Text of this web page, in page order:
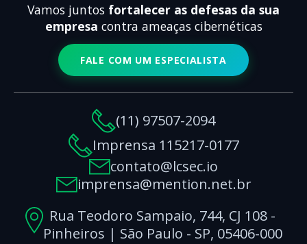
Vamos juntos fortalecer as defesas da sua
empresa contra ameaças cibernéticas
FALE COM UM ESPECIALISTA
(11) 97507-2094
Imprensa 115217-0177
contato@lcsec.io
imprensa@mention.net.br
Rua Teodoro Sampaio, 744, CJ 108 -
Pinheiros | São Paulo - SP, 05406-000